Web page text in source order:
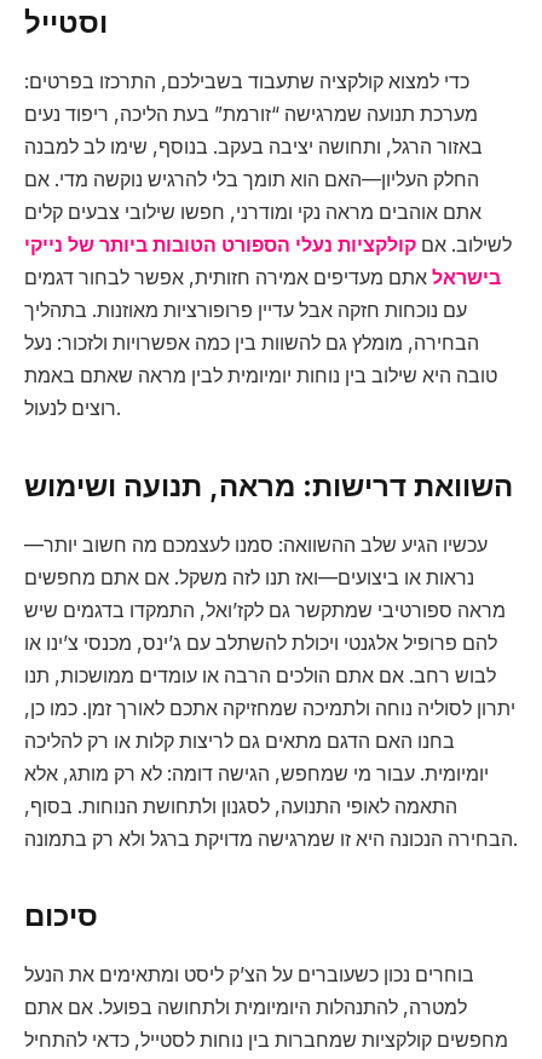
וסטייל
כדי למצוא קולקציה שתעבוד בשבילכם, התרכזו בפרטים:
מערכת תנועה שמרגישה “זורמת” בעת הליכה, ריפוד נעים
באזור הרגל, ותחושה יציבה בעקב. בנוסף, שימו לב למבנה
החלק העליון—האם הוא תומך בלי להרגיש נוקשה מדי. אם
אתם אוהבים מראה נקי ומודרני, חפשו שילובי צבעים קלים
לשילוב. אם קולקציות נעלי הספורט הטובות ביותר של נייקי
בישראל אתם מעדיפים אמירה חזותית, אפשר לבחור דגמים
עם נוכחות חזקה אבל עדיין פרופורציות מאוזנות. בתהליך
הבחירה, מומלץ גם להשוות בין כמה אפשרויות ולזכור: נעל
טובה היא שילוב בין נוחות יומיומית לבין מראה שאתם באמת
רוצים לנעול.
השוואת דרישות: מראה, תנועה ושימוש
עכשיו הגיע שלב ההשוואה: סמנו לעצמכם מה חשוב יותר—
נראות או ביצועים—ואז תנו לזה משקל. אם אתם מחפשים
מראה ספורטיבי שמתקשר גם לקז’ואל, התמקדו בדגמים שיש
להם פרופיל אלגנטי ויכולת להשתלב עם ג’ינס, מכנסי צ’ינו או
לבוש רחב. אם אתם הולכים הרבה או עומדים ממושכות, תנו
יתרון לסוליה נוחה ולתמיכה שמחזיקה אתכם לאורך זמן. כמו כן,
בחנו האם הדגם מתאים גם לריצות קלות או רק להליכה
יומיומית. עבור מי שמחפש, הגישה דומה: לא רק מותג, אלא
התאמה לאופי התנועה, לסגנון ולתחושת הנוחות. בסוף,
הבחירה הנכונה היא זו שמרגישה מדויקת ברגל ולא רק בתמונה.
סיכום
בוחרים נכון כשעוברים על הצ’ק ליסט ומתאימים את הנעל
למטרה, להתנהלות היומיומית ולתחושה בפועל. אם אתם
מחפשים קולקציות שמחברות בין נוחות לסטייל, כדאי להתחיל